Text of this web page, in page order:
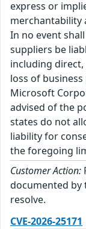
express or
merchantability
In no event
suppliers be
including
loss of
Microsoft
advised of the
states do not
liability for
the foregoing
Customer Action:
documented by
resolve.
CVE-2026-25171